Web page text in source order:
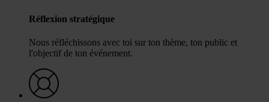
Réflexion stratégique
Nous réfléchissons avec toi sur ton thème, ton public et
l'objectif de ton événement.